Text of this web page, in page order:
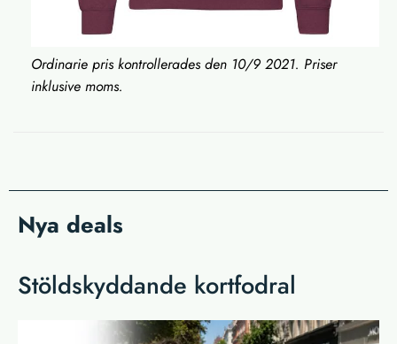
Ordinarie pris kontrollerades den 10/9 2021. Priser
inklusive moms.
Nya deals
Stöldskyddande kortfodral